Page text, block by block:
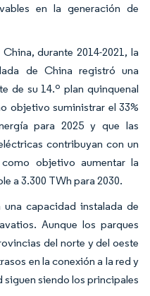
en la generación de
durante 2014-2021, la
de China registró una
de su 14.º plan quinquenal
objetivo suministrar el 33%
para 2025 y que las
contribuyan con un
objetivo aumentar la
a 3.300 TWh para 2030.
capacidad instalada de
Aunque los parques
del norte y del oeste
en la conexión a la red y
siguen siendo los principales